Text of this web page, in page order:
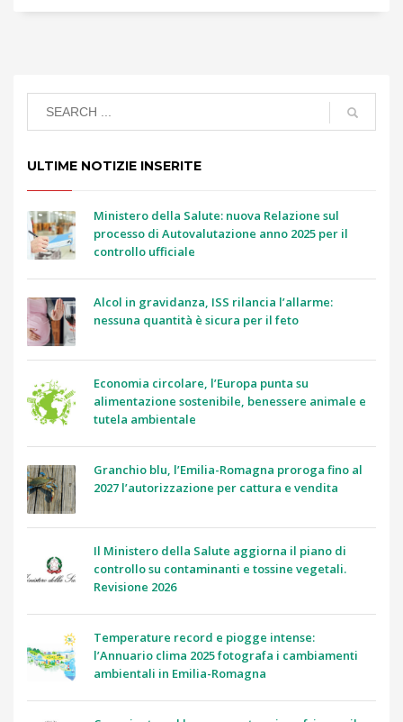
ULTIME NOTIZIE INSERITE
Ministero della Salute: nuova Relazione sul
processo di Autovalutazione anno 2025 per il
controllo ufficiale
Alcol in gravidanza, ISS rilancia l’allarme:
nessuna quantità è sicura per il feto
Economia circolare, l’Europa punta su
alimentazione sostenibile, benessere animale e
tutela ambientale
Granchio blu, l’Emilia-Romagna proroga fino al
2027 l’autorizzazione per cattura e vendita
Il Ministero della Salute aggiorna il piano di
controllo su contaminanti e tossine vegetali.
Revisione 2026
Temperature record e piogge intense:
l’Annuario clima 2025 fotografa i cambiamenti
ambientali in Emilia-Romagna